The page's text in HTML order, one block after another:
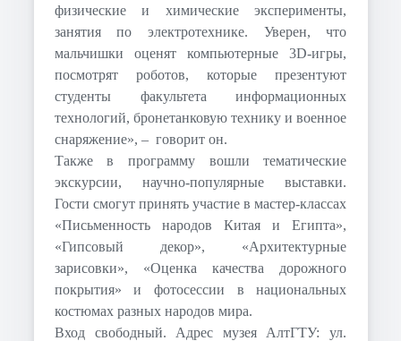
физические и химические эксперименты,
занятия по электротехнике. Уверен, что
мальчишки оценят компьютерные 3D-игры,
посмотрят роботов, которые презентуют
студенты факультета информационных
технологий, бронетанковую технику и военное
снаряжение», – говорит он.
Также в программу вошли тематические
экскурсии, научно-популярные выставки.
Гости смогут принять участие в мастер-классах
«Письменность народов Китая и Египта»,
«Гипсовый декор», «Архитектурные
зарисовки», «Оценка качества дорожного
покрытия» и фотосессии в национальных
костюмах разных народов мира.
Вход свободный. Адрес музея АлтГТУ: ул.